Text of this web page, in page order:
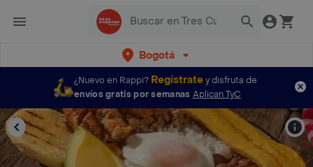
Bogotá
¿Nuevo en Rappi? Regístratey disfruta de
envíos gratis por semanas Aplican TyC